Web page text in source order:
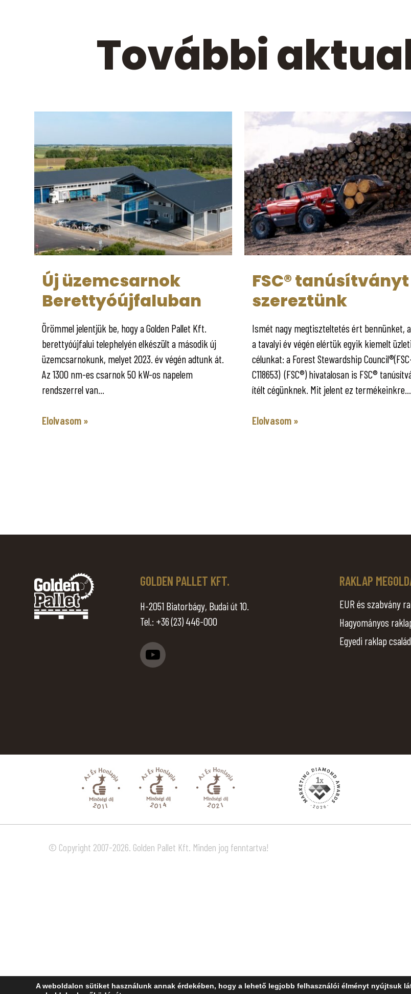
További
Új üzemcsarnok
Berettyóújfaluban
Örömmel jelentjük be, hogy a Golden Pallet Kft.
berettyóújfalui telephelyén elkészült a második új
üzemcsarnokunk, melyet 2023. év végén adtunk át.
Az 1300 nm-es csarnok 50 kW-os napelem
rendszerrel van...
Elolvasom »
FSC® tanúsítványt
szereztünk
Ismét nagy megtiszteltetés ért bennünket,
a tavalyi év végén elértük egyik kiemelt
célunkat: a Forest Stewardship
C118653) (FSC®) hivatalosan is FSC®
ítélt cégünknek. Mit jelent ez termékeinkre...
Elolvasom »
GOLDEN PALLET KFT.
H-2051 Biatorbágy, Budai út 10.
Tel.: +36 (23) 446-000
RAKLAP
EUR és szabvány
Hagyományos
Egyedi raklap
© Copyright 2007-2026. Golden Pallet Kft. Minden jog fenntartva!
A weboldalon sütiket használunk annak érdekében, hogy a lehető legjobb felhasználói élményt nyújtsuk